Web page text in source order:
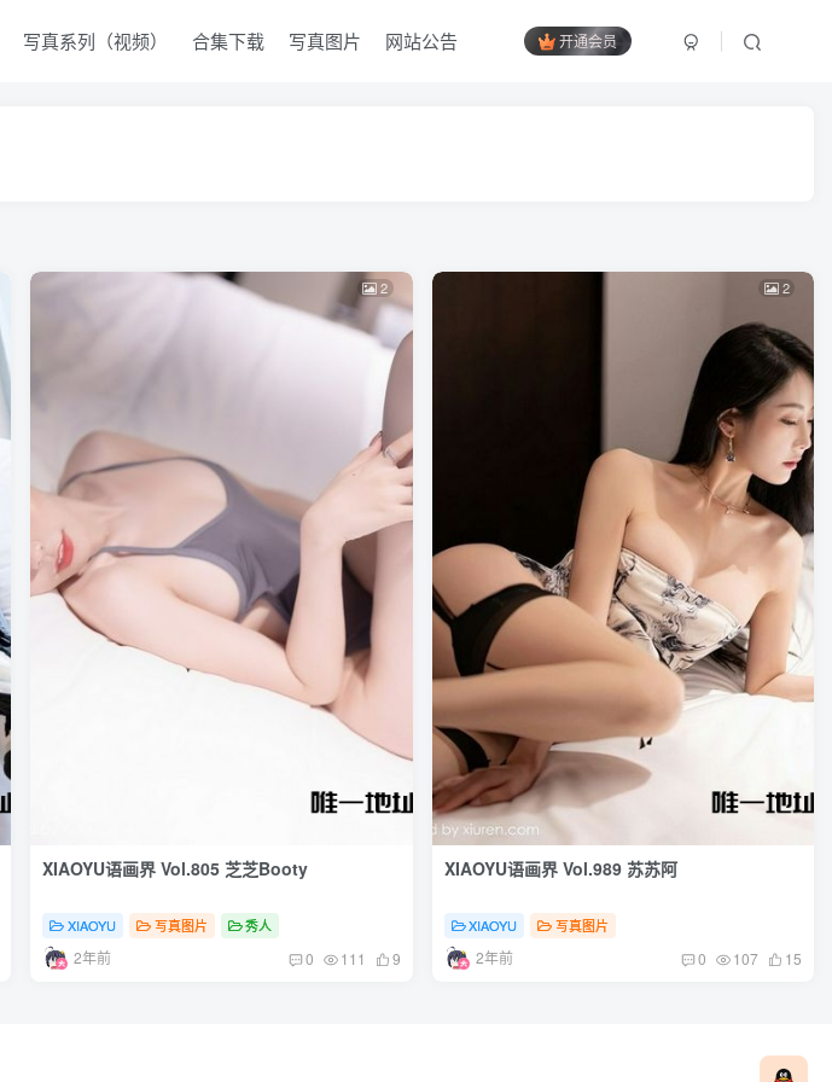
开通会员
写真系列（视频） 合集下载 写真图片 网站公告
2
XIAOYU语画界 Vol.805 芝芝Booty
XIAOYU 写真图片 秀人
2年前 0 111 9
2
XIAOYU语画界 Vol.989 苏苏阿
XIAOYU 写真图片
2年前 0 107 15